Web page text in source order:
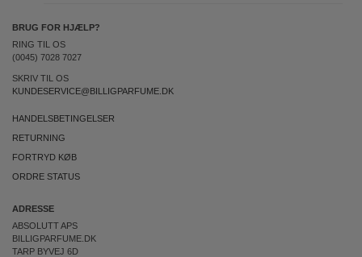
BRUG FOR HJÆLP?
RING TIL OS
(0045) 7028 7027
SKRIV TIL OS
KUNDESERVICE@BILLIGPARFUME.DK
HANDELSBETINGELSER
RETURNING
FORTRYD KØB
ORDRE STATUS
ADRESSE
ABSOLUTT APS
BILLIGPARFUME.DK
TARP BYVEJ 6D